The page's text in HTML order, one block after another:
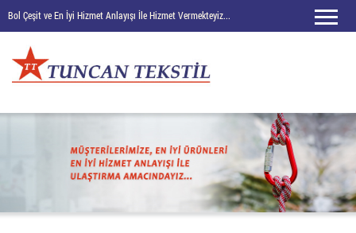
Bol Çeşit ve En İyi Hizmet Anlayışı İle Hizmet Vermekteyiz...